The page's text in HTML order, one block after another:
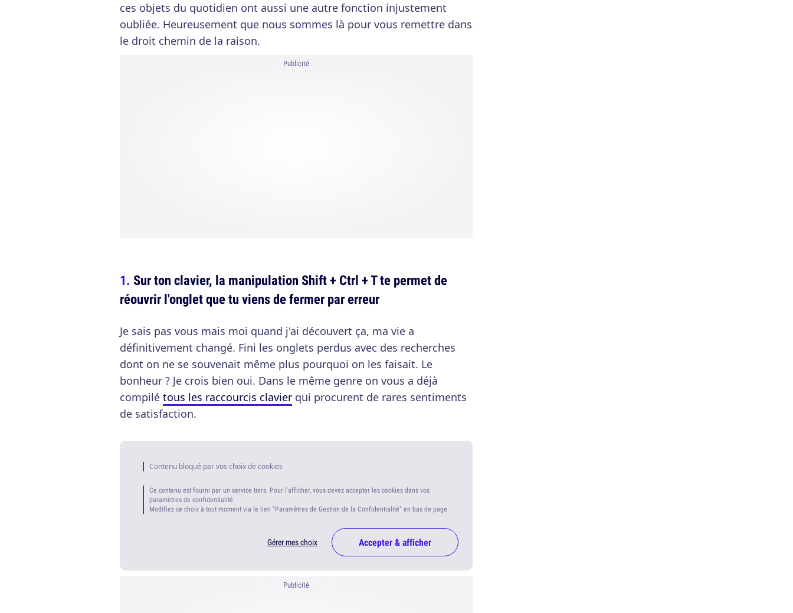
ces objets du quotidien ont aussi une autre fonction injustement
oubliée. Heureusement que nous sommes là pour vous remettre dans
le droit chemin de la raison.
Publicité
Sur ton clavier, la manipulation Shift + Ctrl + T te permet de
réouvrir l'onglet que tu viens de fermer par erreur
Je sais pas vous mais moi quand j'ai découvert ça, ma vie a
définitivement changé. Fini les onglets perdus avec des recherches
dont on ne se souvenait même plus pourquoi on les faisait. Le
bonheur ? Je crois bien oui. Dans le même genre on vous a déjà
compilé tous les raccourcis clavier qui procurent de rares sentiments
de satisfaction.
Contenu bloqué par vos choix de cookies
Ce contenu est fourni par un service tiers. Pour l'afficher, vous devez accepter les cookies dans vos
paramètres de confidentialité.
Modifiez ce choix à tout moment via le lien "Paramètres de Gestion de la Confidentialité" en bas de page.
Gérer mes choix Accepter & afficher
Publicité